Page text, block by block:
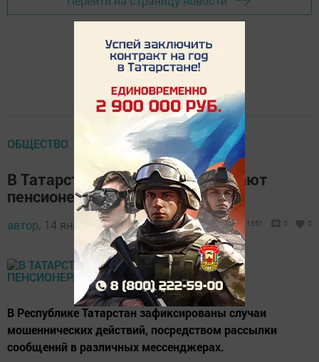
ОБЩЕСТВО
В Татарстане мошенники обещают
пенсионерам 5000 рублей
автор, 14 января 2018 - 07:15 1351 0 0
В Республике Татарстан зафиксированы случаи
мошеннических действий, посредством рассылки
сообщений в различных мессенджерах.